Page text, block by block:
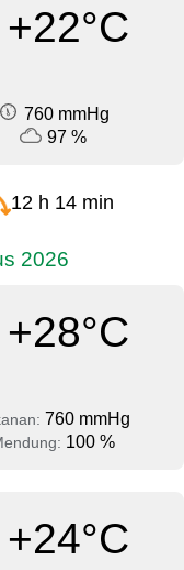
+22°C
760 mmHg
97 %
12 h 14 min
2026
+28°C
760 mmHg
100 %
+24°C